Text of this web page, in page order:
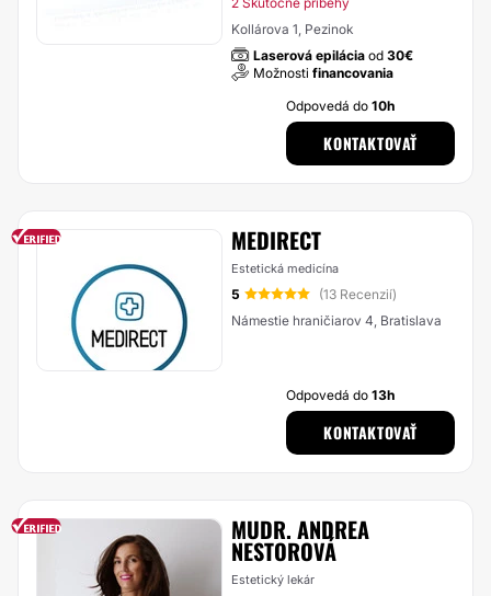
Kollárova 1, Pezinok
Laserová epilácia od 30€
Možnosti financovania
Odpovedá do10h
KONTAKTOVAŤ
MEDIRECT
Estetická medicína
5
(13 Recenzií)
Námestie hraničiarov 4, Bratislava
Odpovedá do13h
KONTAKTOVAŤ
MUDR. ANDREA
NESTOROVÁ
Estetický lekár